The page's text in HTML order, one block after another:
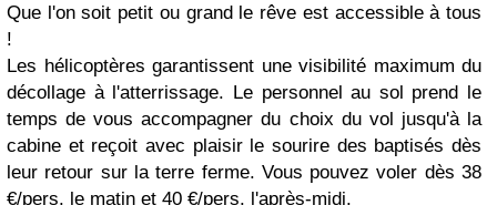
Que l'on soit petit ou grand le rêve est accessible à tous
!
Les hélicoptères garantissent une visibilité maximum du
décollage à l'atterrissage. Le personnel au sol prend le
temps de vous accompagner du choix du vol jusqu'à la
cabine et reçoit avec plaisir le sourire des baptisés dès
leur retour sur la terre ferme. Vous pouvez voler dès 38
€/pers. le matin et 40 €/pers. l'après-midi.